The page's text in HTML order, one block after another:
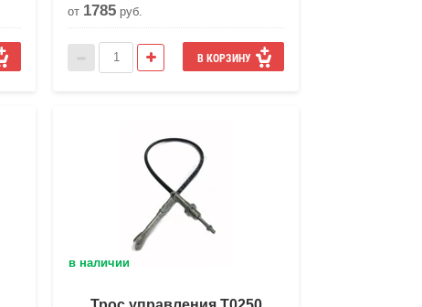
от 1785 руб.
В КОРЗИНУ
в наличии